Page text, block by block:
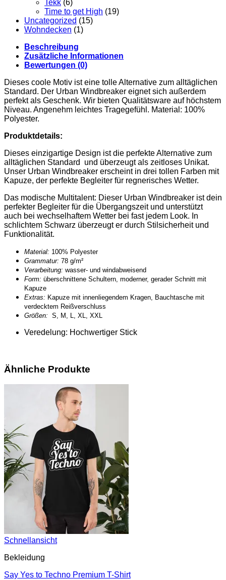
Tekk (6)
Time to get High (19)
Uncategorized (15)
Wohndecken (1)
Beschreibung
Zusätzliche Informationen
Bewertungen (0)
Dieses coole Motiv ist eine tolle Alternative zum alltäglichen
Standard. Der Urban Windbreaker eignet sich außerdem
perfekt als Geschenk. Wir bieten Qualitätsware auf höchstem
Niveau. Angenehm leichtes Tragegefühl. Material: 100%
Polyester.
Produktdetails:
Dieses einzigartige Design ist die perfekte Alternative zum
alltäglichen Standard und überzeugt als zeitloses Unikat.
Unser Urban Windbreaker erscheint in drei tollen Farben mit
Kapuze, der perfekte Begleiter für regnerisches Wetter.
Das modische Multitalent: Dieser Urban Windbreaker ist dein
perfekter Begleiter für die Übergangszeit und unterstützt
auch bei wechselhaftem Wetter bei fast jedem Look. In
schlichtem Schwarz überzeugt er durch Stilsicherheit und
Funktionalität.
Material: 100% Polyester
Grammatur: 78 g/m²
Verarbeitung: wasser- und windabweisend
Form: überschnittene Schultern, moderner, gerader Schnitt mit
Kapuze
Extras: Kapuze mit innenliegendem Kragen, Bauchtasche mit
verdecktem Reißverschluss
Größen: S, M, L, XL, XXL
Veredelung: Hochwertiger Stick
Ähnliche Produkte
Schnellansicht
Bekleidung
Say Yes to Techno Premium T-Shirt